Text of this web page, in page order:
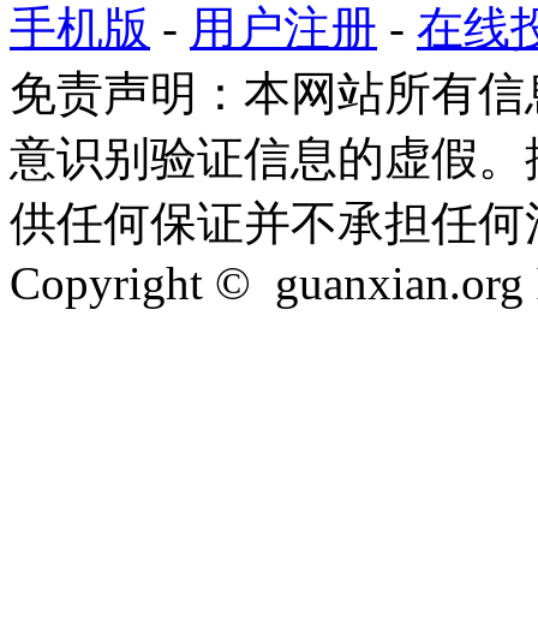
手机版 - 用户注册 - 在线
免责声明：本网站所有
意识别验证信息的虚假
供任何保证并不承担任
Copyright © guanxian.org